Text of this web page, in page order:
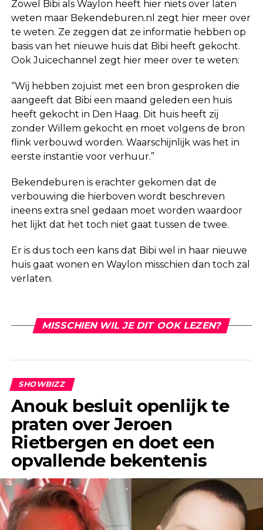
Zowel Bibi als Waylon heeft hier niets over laten
weten maar Bekendeburen.nl zegt hier meer over
te weten. Ze zeggen dat ze informatie hebben op
basis van het nieuwe huis dat Bibi heeft gekocht.
Ook Juicechannel zegt hier meer over te weten:
“Wij hebben zojuist met een bron gesproken die
aangeeft dat Bibi een maand geleden een huis
heeft gekocht in Den Haag. Dit huis heeft zij
zonder Willem gekocht en moet volgens de bron
flink verbouwd worden. Waarschijnlijk was het in
eerste instantie voor verhuur.”
Bekendeburen is erachter gekomen dat de
verbouwing die hierboven wordt beschreven
ineens extra snel gedaan moet worden waardoor
het lijkt dat het toch niet gaat tussen de twee.
Er is dus toch een kans dat Bibi wel in haar nieuwe
huis gaat wonen en Waylon misschien dan toch zal
verlaten.
MISSCHIEN WIL JE DIT OOK LEZEN?
SHOWBIZZ
Anouk besluit openlijk te
praten over Jeroen
Rietbergen en doet een
opvallende bekentenis